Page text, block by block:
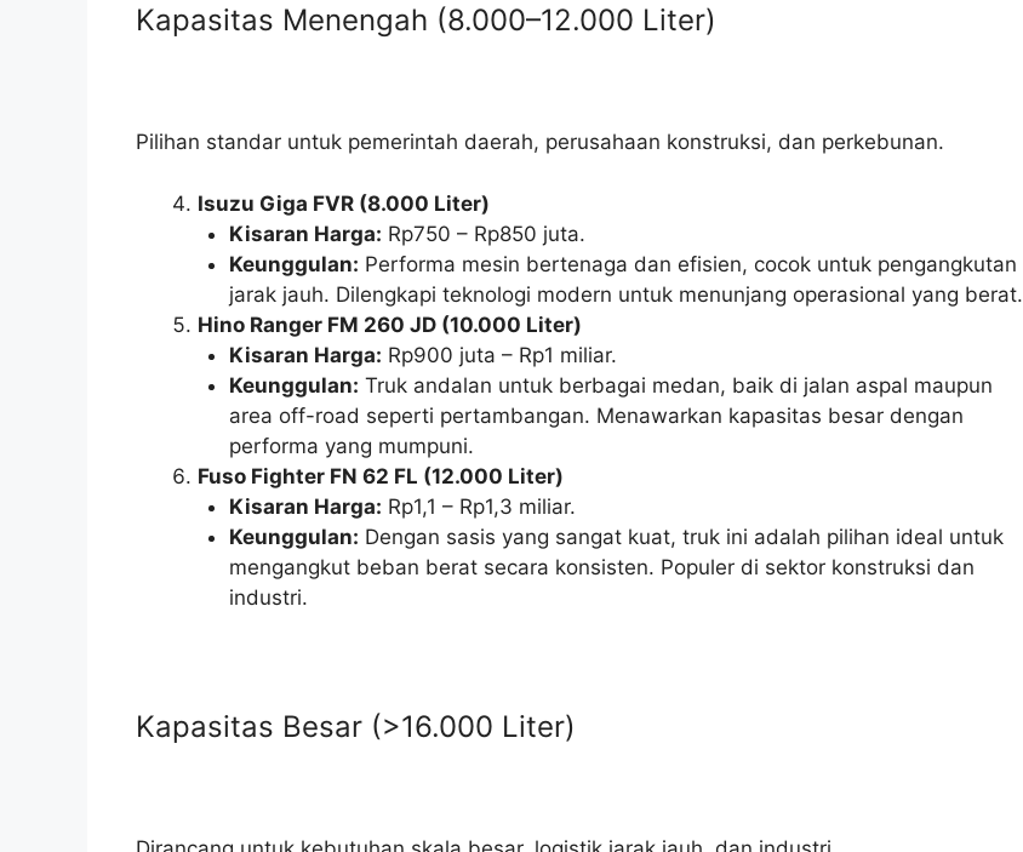
Kapasitas Menengah (8.000–12.000 Liter)
Pilihan standar untuk pemerintah daerah, perusahaan konstruksi, dan perkebunan.
Isuzu Giga FVR (8.000 Liter)
Kisaran Harga: Rp750 – Rp850 juta.
Keunggulan: Performa mesin bertenaga dan efisien, cocok untuk pengangkutan
jarak jauh. Dilengkapi teknologi modern untuk menunjang operasional yang berat.
Hino Ranger FM 260 JD (10.000 Liter)
Kisaran Harga: Rp900 juta – Rp1 miliar.
Keunggulan: Truk andalan untuk berbagai medan, baik di jalan aspal maupun
area off-road seperti pertambangan. Menawarkan kapasitas besar dengan
performa yang mumpuni.
Fuso Fighter FN 62 FL (12.000 Liter)
Kisaran Harga: Rp1,1 – Rp1,3 miliar.
Keunggulan: Dengan sasis yang sangat kuat, truk ini adalah pilihan ideal untuk
mengangkut beban berat secara konsisten. Populer di sektor konstruksi dan
industri.
Kapasitas Besar (>16.000 Liter)